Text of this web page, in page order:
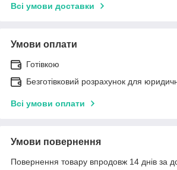
Всі умови доставки
Умови оплати
Готівкою
Безготівковий розрахунок для
Всі умови оплати
Умови повернення
Повернення товару впродовж 14 днів за